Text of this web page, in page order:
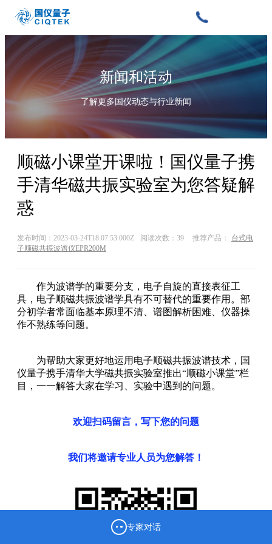
新闻和活动
了解更多国仪动态与行业新闻
顺磁小课堂开课啦！国仪量子携
手清华磁共振实验室为您答疑解
惑
发布时间：2023-03-24T18:07:53.000Z 阅读次数：39 推荐产品： 台式电
子顺磁共振波谱仪EPR200M
作为波谱学的重要分支，电子自旋的直接表征工
具，电子顺磁共振波谱学具有不可替代的重要作用。部
分初学者常面临基本原理不清、谱图解析困难、仪器操
作不熟练等问题。
为帮助大家更好地运用电子顺磁共振波谱技术，国
仪量子携手清华大学磁共振实验室推出“顺磁小课堂”栏
目，一一解答大家在学习、实验中遇到的问题。
欢迎扫码留言，写下您的问题
我们将邀请专业人员为您解答！
专家对话